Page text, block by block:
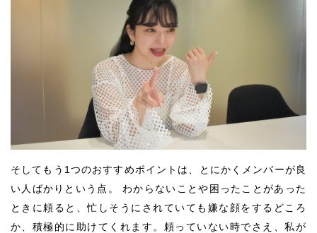
そしてもう1つのおすすめポイントは、とにかくメンバーが良
い人ばかりという点。 わからないことや困ったことがあった
ときに頼ると、忙しそうにされていても嫌な顔をするどころ
か、積極的に助けてくれます。頼っていない時でさえ、私が